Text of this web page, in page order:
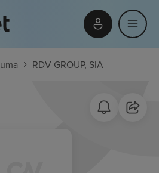
RDV GROUP, SIA